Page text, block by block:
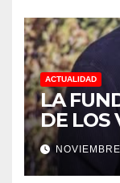
ACTUALIDAD
LA
DE LOS